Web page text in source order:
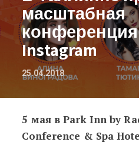
масштабная
Instagram
25.04.2018
В Таллинне
5 мая в Park Inn by
Conference & Spa